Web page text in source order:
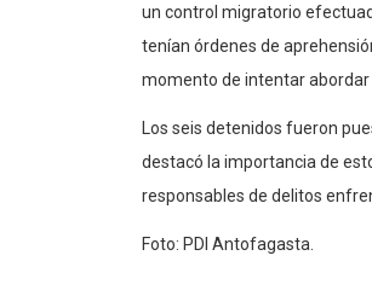
un control migratorio
tenían órdenes de
momento de intentar abordar
Los seis detenidos fueron
destacó la importancia de
responsables de delitos
Foto: PDI Antofagasta.